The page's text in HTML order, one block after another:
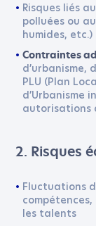
Risques liés
polluées ou
humides, etc.)
Contraintes
d’urbanisme,
PLU (Plan
d’Urbanisme
autorisations
2. Risques
Fluctuations
les talents